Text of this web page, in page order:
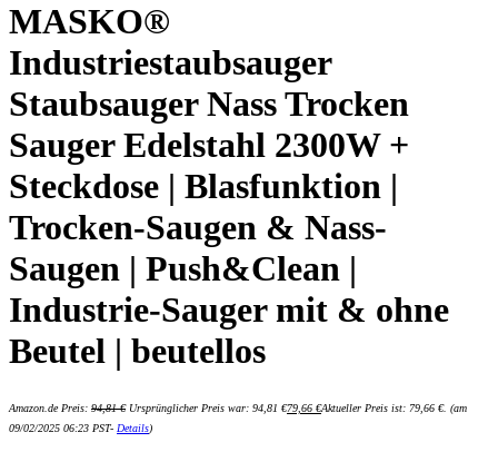
MASKO®
Industriestaubsauger
Staubsauger Nass Trocken
Sauger Edelstahl 2300W +
Steckdose | Blasfunktion |
Trocken-Saugen & Nass-
Saugen | Push&Clean |
Industrie-Sauger mit & ohne
Beutel | beutellos
Amazon.de Preis: 94,81€ Ursprünglicher Preis war: 94,81 €79,66 €Aktueller Preis ist: 79,66 €. (am
09/02/2025 06:23 PST- Details)